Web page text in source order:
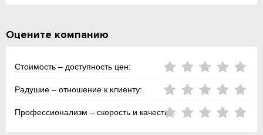
Оцените компанию
Стоимость – доступность цен:
Радушие – отношение к клиенту:
Профессионализм – скорость и качество: